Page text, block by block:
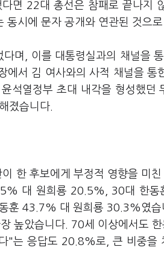
면 22대 총선은 참패로 끝나지
시에 문자 공개와 연관된 것으
며, 이를 대통령실과의 채널을
에서 김 여사와의 사적 채널을 통
석열정부 초대 내각을 형성했던
졌습니다.
한 후보에게 부정적 영향을 미친
대 원희룡 20.5%, 30대 한동
43.7% 대 원희룡 30.3%였습
높았습니다. 70세 이상에서도
"는 응답도 20.8%로, 큰 비중을